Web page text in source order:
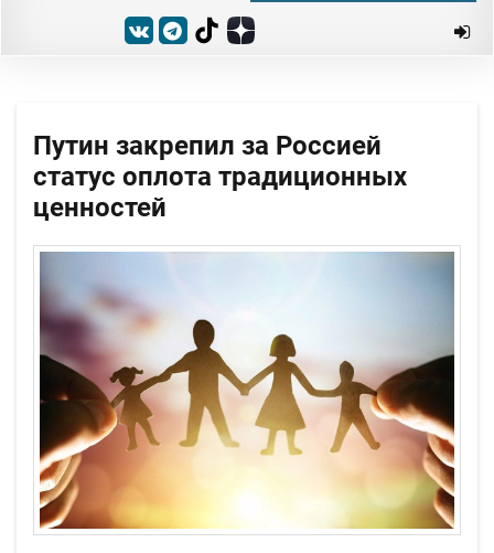
Путин закрепил за Россией
статус оплота традиционных
ценностей